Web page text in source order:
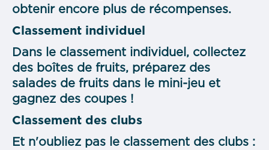
obtenir encore plus de récompenses.
Classement individuel
Dans le classement individuel, collectez
des boîtes de fruits, préparez des
salades de fruits dans le mini-jeu et
gagnez des coupes !
Classement des clubs
Et n'oubliez pas le classement des clubs :